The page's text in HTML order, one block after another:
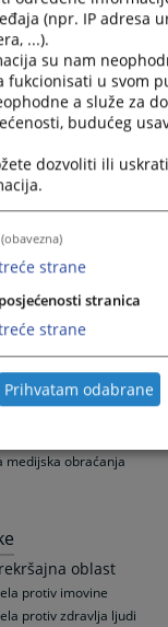
o izvršnom
pitanja
pitanja
javnost
aplikacija - korisnička
materijali
medijska obraćanja
oblast
protiv imovine
protiv zdravlja ljudi
(npr. IP adresa
...).
su nam
fukcionisati u svom
a služe za
budućeg
dozvoliti ili
(obavezna)
strane
stranica
strane
Prihvatam odabrane